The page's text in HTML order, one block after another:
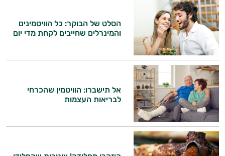
הסלט של הבוקר: כל הוויטמינים
והמינרלים שחייבים לקחת מדי יום
אל תישברו: הוויטמין שהכרחי
לבריאות העצמות
ותזונת הספורט.
אני כאן כדי לעזור לך להתאים את תוספי
התזונה ומוצרי הבריאות המדויקים למטרות
ולמצב הגופני שלך, ולהסביר לך אילו רכיבים
עובדים יחד כדי למקסם תוצאות גם בחיי היום
יום וגם בתחום הכושר והספורט.
המטרה שלי היא להתאים עבורך המלצות
אישיות מבוססות מדעית.
זה הזמן להתחיל. איך אוכל לעזור?